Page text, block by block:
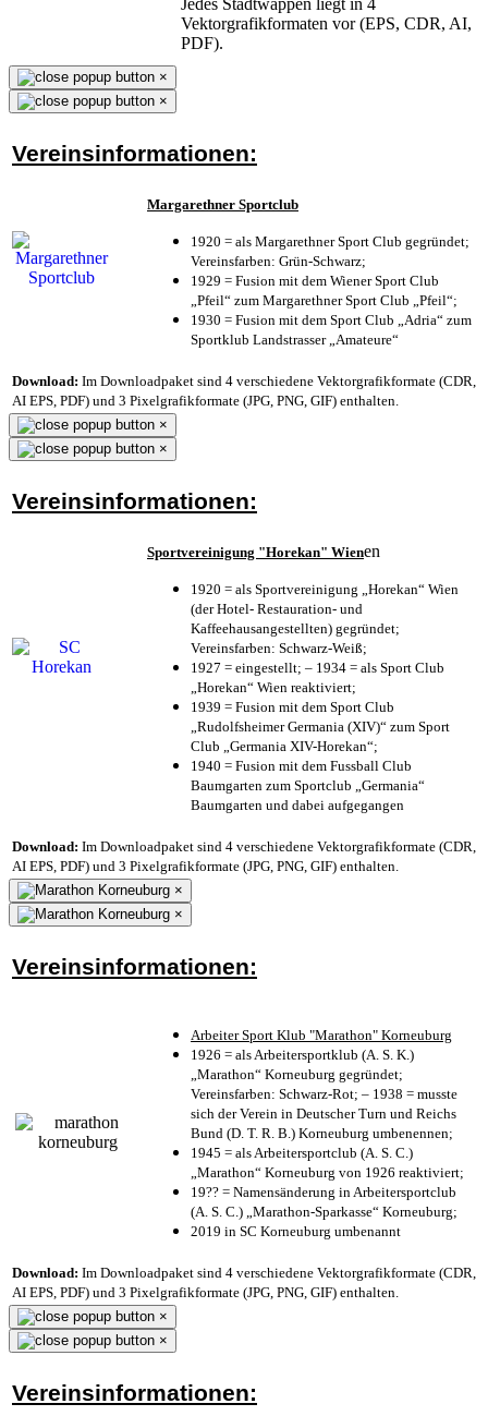
Vektorgrafikformaten vor (EPS, CDR, AI,
PDF).
×
×
Vereinsinformationen:
Margarethner Sportclub
1920 = als Margarethner Sport Club gegründet;
Vereinsfarben: Grün-Schwarz;
1929 = Fusion mit dem Wiener Sport Club
„Pfeil“ zum Margarethner Sport Club „Pfeil“;
1930 = Fusion mit dem Sport Club „Adria“ zum
Sportklub Landstrasser „Amateure“
Download: Im Downloadpaket sind 4 verschiedene Vektorgrafikformate (CDR,
AI EPS, PDF) und 3 Pixelgrafikformate (JPG, PNG, GIF) enthalten.
×
×
Vereinsinformationen:
Sportvereinigung "Horekan" Wienen
1920 = als Sportvereinigung „Horekan“ Wien
(der Hotel- Restauration- und
Kaffeehausangestellten) gegründet;
Vereinsfarben: Schwarz-Weiß;
1927 = eingestellt; – 1934 = als Sport Club
„Horekan“ Wien reaktiviert;
1939 = Fusion mit dem Sport Club
„Rudolfsheimer Germania (XIV)“ zum Sport
Club „Germania XIV-Horekan“;
1940 = Fusion mit dem Fussball Club
Baumgarten zum Sportclub „Germania“
Baumgarten und dabei aufgegangen
Download: Im Downloadpaket sind 4 verschiedene Vektorgrafikformate (CDR,
AI EPS, PDF) und 3 Pixelgrafikformate (JPG, PNG, GIF) enthalten.
×
×
Vereinsinformationen:
Arbeiter Sport Klub "Marathon" Korneuburg
1926 = als Arbeitersportklub (A. S. K.)
„Marathon“ Korneuburg gegründet;
Vereinsfarben: Schwarz-Rot; – 1938 = musste
sich der Verein in Deutscher Turn und Reichs
Bund (D. T. R. B.) Korneuburg umbenennen;
1945 = als Arbeitersportclub (A. S. C.)
„Marathon“ Korneuburg von 1926 reaktiviert;
19?? = Namensänderung in Arbeitersportclub
(A. S. C.) „Marathon-Sparkasse“ Korneuburg;
2019 in SC Korneuburg umbenannt
Download: Im Downloadpaket sind 4 verschiedene Vektorgrafikformate (CDR,
AI EPS, PDF) und 3 Pixelgrafikformate (JPG, PNG, GIF) enthalten.
×
×
Vereinsinformationen: